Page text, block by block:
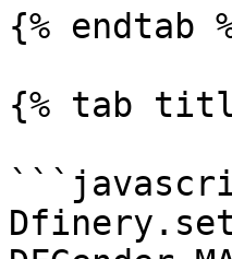
{% endtab
{% tab